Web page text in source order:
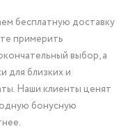
бесплатную доставку
примерить
выбор, а
для близких и
Наши клиенты ценят
бонусную